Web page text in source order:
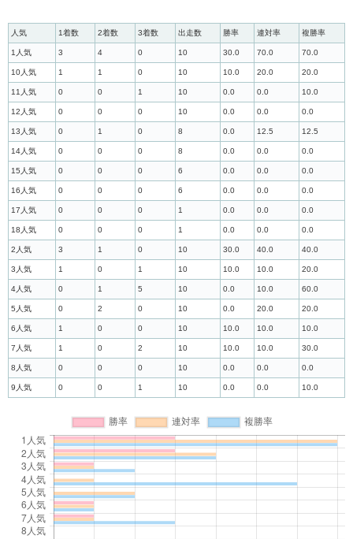
人気 1着数 2着数 3着数 出走数 勝率 連対率 複勝率
1人気 3 4 0 10 30.0 70.0 70.0
10人気 1 1 0 10 10.0 20.0 20.0
11人気 0 0 1 10 0.0 0.0 10.0
12人気 0 0 0 10 0.0 0.0 0.0
13人気 0 1 0 8 0.0 12.5 12.5
14人気 0 0 0 8 0.0 0.0 0.0
15人気 0 0 0 6 0.0 0.0 0.0
16人気 0 0 0 6 0.0 0.0 0.0
17人気 0 0 0 1 0.0 0.0 0.0
18人気 0 0 0 1 0.0 0.0 0.0
2人気 3 1 0 10 30.0 40.0 40.0
3人気 1 0 1 10 10.0 10.0 20.0
4人気 0 1 5 10 0.0 10.0 60.0
5人気 0 2 0 10 0.0 20.0 20.0
6人気 1 0 0 10 10.0 10.0 10.0
7人気 1 0 2 10 10.0 10.0 30.0
8人気 0 0 0 10 0.0 0.0 0.0
9人気 0 0 1 10 0.0 0.0 10.0